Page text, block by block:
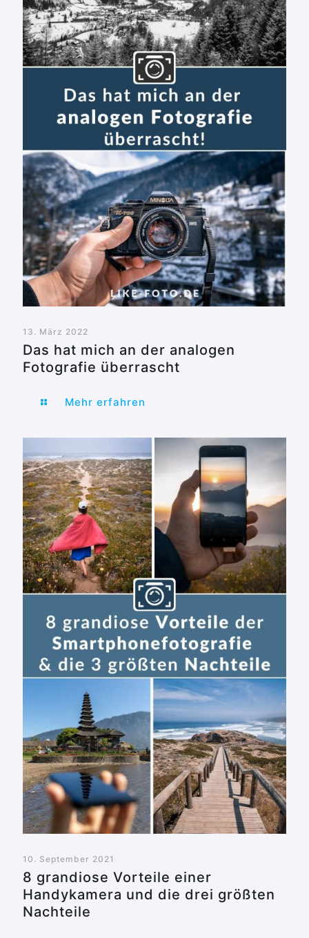
13. März 2022
Das hat mich an der analogen
Fotografie überrascht
Mehr erfahren
10. September 2021
8 grandiose Vorteile einer
Handykamera und die drei größten
Nachteile